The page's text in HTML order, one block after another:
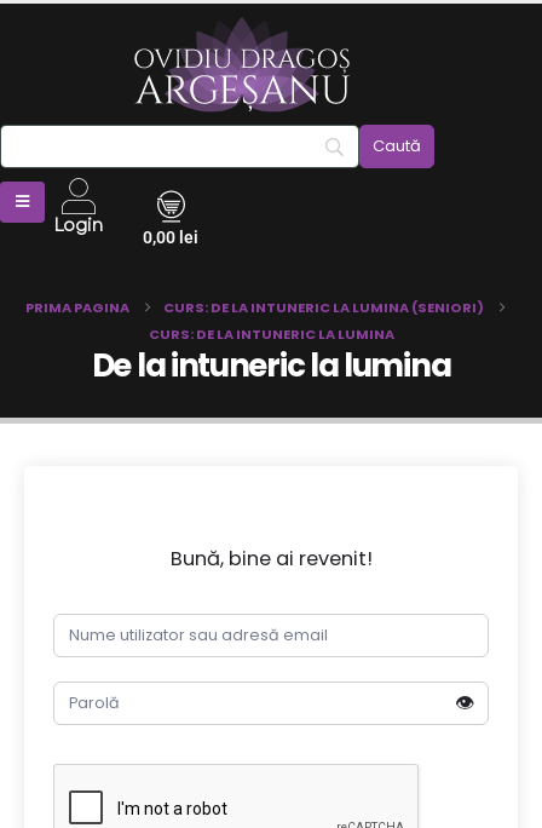
Login 0,00 lei
PRIMA PAGINA
CURS: DE LA INTUNERIC LA LUMINA (SENIORI)
CURS: DE LA INTUNERIC LA LUMINA
De la intuneric la lumina
Bună, bine ai revenit!
👁️